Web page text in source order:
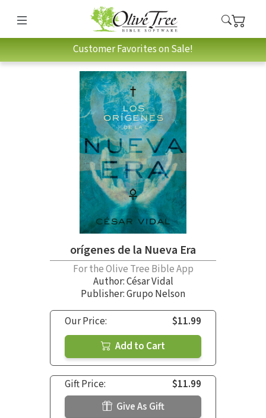
Customer Favorites on Sale!
orígenes de la Nueva Era
For the Olive Tree Bible App
Author:César Vidal
Publisher: Grupo Nelson
Our Price:
$11.99
Add to Cart
Gift Price:
$11.99
Give As Gift